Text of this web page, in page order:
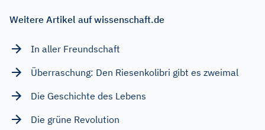
Weitere Artikel auf wissenschaft.de
In aller Freundschaft
Überraschung: Den Riesenkolibri gibt es zweimal
Die Geschichte des Lebens
Die grüne Revolution